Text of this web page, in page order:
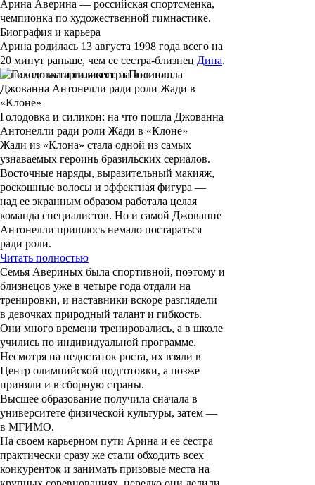
Арина Аверина — российская спортсменка,
чемпионка по художественной гимнастике.
Биография и карьера
Арина родилась 13 августа 1998 года всего на
20 минут раньше, чем ее сестра-близнец Дина.
У них есть старшая сестраПолина.
Голодовка и силикон: на что пошла Джованна
Антонелли ради роли Жади в «Клоне»
Жади из «Клона» стала одной из самых
узнаваемых героинь бразильских сериалов.
Восточные наряды, выразительный макияж,
роскошные волосы и эффектная фигура —
над ее экранным образом работала целая
команда специалистов. Но и самой Джованне
Антонелли пришлось немало постараться
ради роли.
Читать полностью
Семья Авериных была спортивной, поэтому и
близнецов уже в четыре года отдали на
тренировки, и наставники вскоре разглядели
в девочках природный талант и гибкость.
Они много времени тренировались, а в школе
учились по индивидуальной программе.
Несмотря на недостаток роста, их взяли в
Центр олимпийской подготовки, а позже
приняли и в сборную страны.
Высшее образование получила сначала в
университете физической культуры, затем —
в МГИМО.
На своем карьерном пути Арина и ее сестра
практически сразу же стали обходить всех
конкуренток и занимать призовые места на